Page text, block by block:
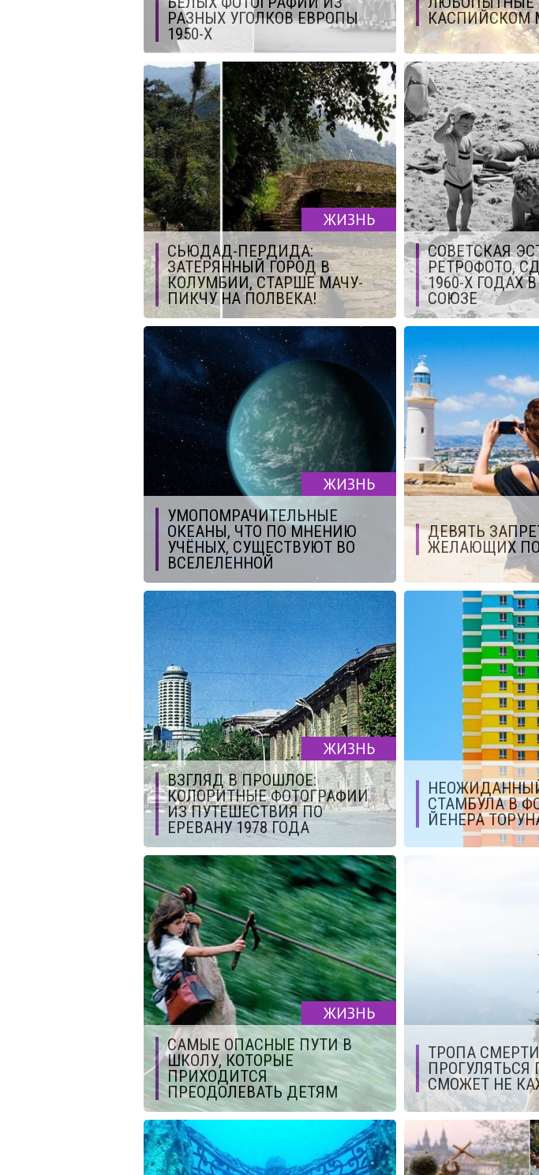
РАЗНЫХ УГОЛКОВ ЕВРОПЫ
1950-Х
КАСПИЙСКОМ
ЖИЗНЬ
СЬЮДАД-ПЕРДИДА:
ЗАТЕРЯННЫЙ ГОРОД В
КОЛУМБИИ, СТАРШЕ МАЧУ-
ПИКЧУ НА ПОЛВЕКА!
СОВЕТСКАЯ
РЕТРОФОТО,
1960-Х ГОДАХ
СОЮЗЕ
ЖИЗНЬ
УМОПОМРАЧИТЕЛЬНЫЕ
ОКЕАНЫ, ЧТО ПО МНЕНИЮ
УЧЁНЫХ, СУЩЕСТВУЮТ ВО
ВСЕЛЕЛЕННОЙ
ДЕВЯТЬ
ЖЕЛАЮЩИХ
ЖИЗНЬ
ВЗГЛЯД В ПРОШЛОЕ:
КОЛОРИТНЫЕ ФОТОГРАФИИ
ИЗ ПУТЕШЕСТВИЯ ПО
ЕРЕВАНУ 1978 ГОДА
СТАМБУЛА В
ЙЕНЕРА
ЖИЗНЬ
САМЫЕ ОПАСНЫЕ ПУТИ В
ШКОЛУ, КОТОРЫЕ
ПРИХОДИТСЯ
ПРЕОДОЛЕВАТЬ ДЕТЯМ
ТРОПА
ПРОГУЛЯТЬСЯ
СМОЖЕТ НЕ